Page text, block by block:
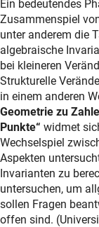
Ein bedeutendes
Zusammenspiel
unter anderem die
algebraische
bei kleineren
Strukturelle
in einem anderen
Geometrie zu
Punkte“ widmet
Wechselspiel
Aspekten
Invarianten zu
untersuchen, um
sollen Fragen
offen sind.